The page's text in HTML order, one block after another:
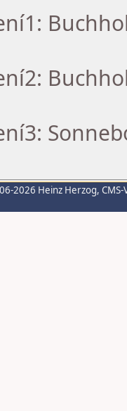
2026 Heinz Herzog,